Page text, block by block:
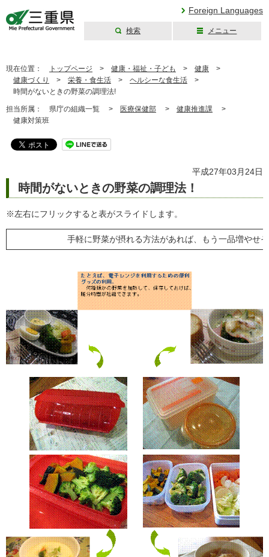
Foreign Languages
検索 メニュー
現在位置： トップページ > 健康・福祉・子ども > 健康 >
健康づくり
> 栄養・食生活 > ヘルシーな食生活 >
時間がないときの野菜の調理法!
担当所属： 県庁の組織一覧 > 医療保健部 > 健康推進課 >
健康対策班
平成27年03月24日
時間がないときの野菜の調理法！
※左右にフリックすると表がスライドします。
手軽に野菜が摂れる方法があれば、もう一品増やせ